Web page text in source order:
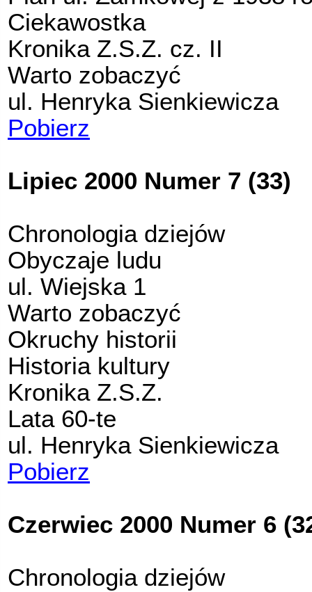
Ciekawostka
Kronika Z.S.Z. cz. II
Warto zobaczyć
ul. Henryka Sienkiewicza
Pobierz
Lipiec 2000 Numer 7 (33)
Chronologia dziejów
Obyczaje ludu
ul. Wiejska 1
Warto zobaczyć
Okruchy historii
Historia kultury
Kronika Z.S.Z.
Lata 60-te
ul. Henryka Sienkiewicza
Pobierz
Czerwiec 2000 Numer 6
Chronologia dziejów